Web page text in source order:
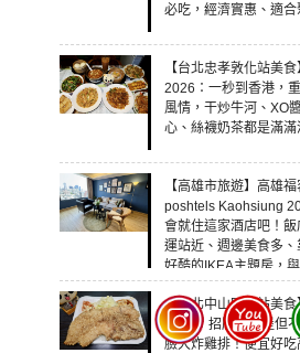
必吃，經濟實惠、適
【台北忠孝敦化站美
2026：一秒到香港，
風情，干炒牛河、XO
心、絲襪奶茶都是滿
【高雄市旅遊】高雄
poshtels Kaohsiung
會就住這家酒店吧！
運站近、週邊美食多
好酷的IKEA主題房，
光！ 7460
【台北中山國中站美
2026：招牌寫漢堡但
臉大炸雞排！便宜好